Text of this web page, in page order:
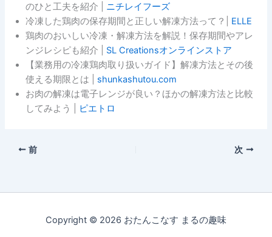
のひと工夫を紹介 | ニチレイフーズ
冷凍した鶏肉の保存期間と正しい解凍方法って？| ELLE
鶏肉のおいしい冷凍・解凍方法を解説！保存期間やアレ
ンジレシピも紹介 | SL Creationsオンラインストア
【業務用の冷凍鶏肉取り扱いガイド】解凍方法とその後
使える期限とは | shunkashutou.com
お肉の解凍は電子レンジが良い？ほかの解凍方法と比較
してみよう | ピエトロ
前 次
Copyright © 2026 おたんこなす まるの趣味